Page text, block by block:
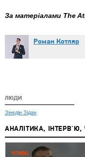
За матеріалами The
Роман Котляр
ЛЮДИ
Зінедін Зідан
АНАЛІТИКА, ІНТЕРВ'Ю,
ЧТИВО